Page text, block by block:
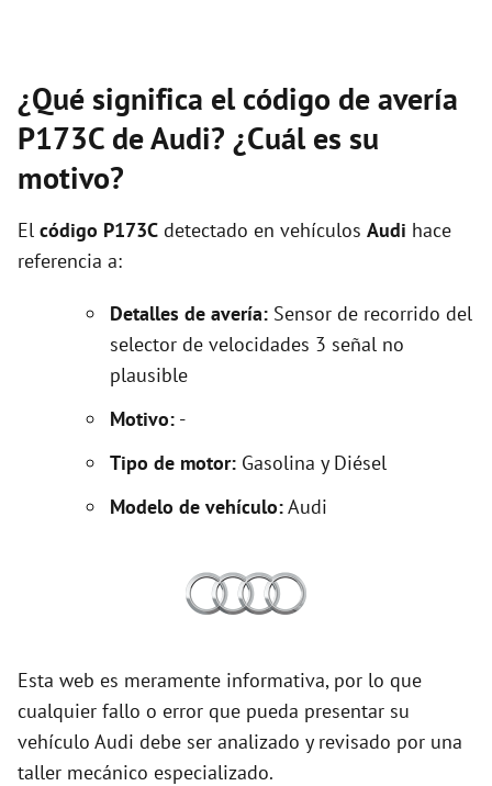
¿Qué significa el código de avería
P173C de Audi? ¿Cuál es su
motivo?
El código P173C detectado en vehículos Audi hace
referencia a:
Detalles de avería: Sensor de recorrido del
selector de velocidades 3 señal no
plausible
Motivo: -
Tipo de motor: Gasolina y Diésel
Modelo de vehículo:Audi
Esta web es meramente informativa, por lo que
cualquier fallo o error que pueda presentar su
vehículo Audi debe ser analizado y revisado por una
taller mecánico especializado.